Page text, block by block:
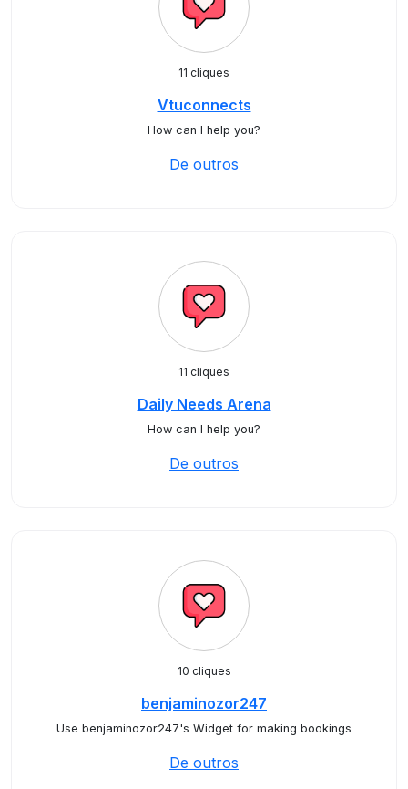
11 cliques
Vtuconnects
How can I help you?
De outros
11 cliques
Daily Needs Arena
How can I help you?
De outros
10 cliques
benjaminozor247
Use benjaminozor247's Widget for making bookings
De outros